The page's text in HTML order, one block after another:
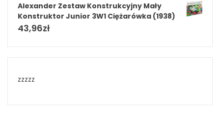
Alexander Zestaw Konstrukcyjny Mały
Konstruktor Junior 3W1 Ciężarówka (1938)
43,96zł
zzzzz